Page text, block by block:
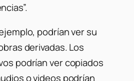
podrían ver su
derivadas. Los
podrían ver copiados
o videos podrían